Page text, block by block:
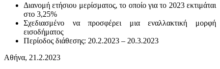
Διανομή ετήσιου μερίσματος, το οποίο για το 2023 εκτιμάται
στο 3,25%
Σχεδιασμένο να προσφέρει μια εναλλακτική μορφή
εισοδήματος
Περίοδος διάθεσης: 20.2.2023 – 20.3.2023
Αθήνα, 21.2.2023